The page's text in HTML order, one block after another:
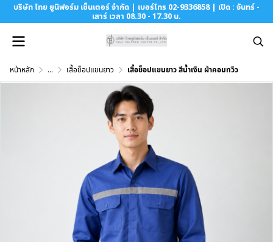
บริษัท ไทย ยูนิฟอร์ม เซ็นเตอร์ จำกัด | เบอร์โทร 02-9336858 | เปิด : จันทร์ -
เสาร์ เวลา 08.30 - 17.30 น.
หน้าหลัก ... เสื้อช็อปแขนยาว เสื้อช็อปแขนยาว สีน้ำเงิน ผ้าคอมทวิว